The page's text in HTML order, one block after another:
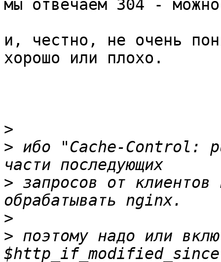
мы отвечаем 304 -
и, честно, не очень
хорошо или плохо.
>
> ибо "Cache-Control:
> запросов от
>
> поэтому надо или